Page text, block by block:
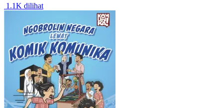
1.1K dilihat